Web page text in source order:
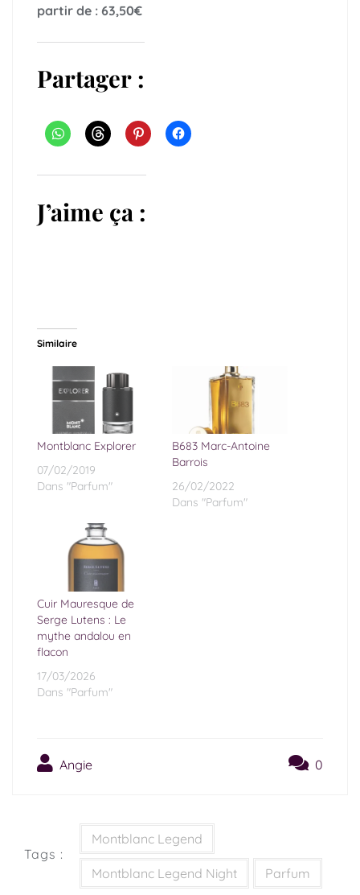
partir de : 63,50€
Partager :
J’aime ça :
Similaire
Montblanc Explorer
07/02/2019
Dans "Parfum"
B683 Marc-Antoine
Barrois
26/02/2022
Dans "Parfum"
Cuir Mauresque de
Serge Lutens : Le
mythe andalou en
flacon
17/03/2026
Dans "Parfum"
Angie 0
Tags :
Montblanc Legend
Montblanc Legend Night Parfum